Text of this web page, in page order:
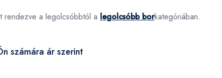
rendezve a legolcsóbbtól a legolcsóbb borkategóriában.
számára ár szerint